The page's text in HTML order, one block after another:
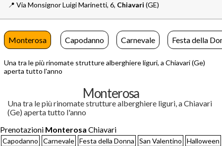
📍️ Via Monsignor Luigi Marinetti, 6, Chiavari (GE)
Monterosa Capodanno Carnevale Festa della
Una tra le più rinomate strutture alberghiere liguri, a Chiavari (Ge)
aperta tutto l'anno
Monterosa
Una tra le più rinomate strutture alberghiere liguri, a Chiavari
(Ge) aperta tutto l'anno
Prenotazioni Monterosa Chiavari
Capodanno Carnevale Festa della Donna San Valentino Halloween